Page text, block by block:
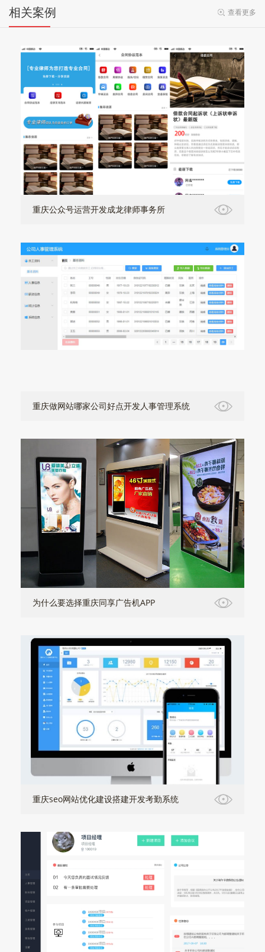
相关案例 查看更多
重庆公众号运营开发成龙律师事务所
重庆做网站哪家公司好点开发人事管理系统
为什么要选择重庆同享广告机APP
重庆seo网站优化建设搭建开发考勤系统